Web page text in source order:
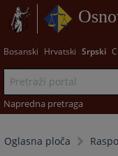
Bosanski Hrvatski Srpski
Napredna pretraga
Oglasna ploča